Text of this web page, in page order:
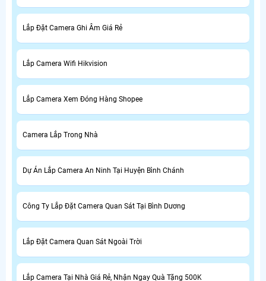
Lắp Đặt Camera Ghi Âm Giá Rẻ
Lắp Camera Wifi Hikvision
Lắp Camera Xem Đóng Hàng Shopee
Camera Lắp Trong Nhà
Dự Án Lắp Camera An Ninh Tại Huyện Bình Chánh
Công Ty Lắp Đặt Camera Quan Sát Tại Bình Dương
Lắp Đặt Camera Quan Sát Ngoài Trời
Lắp Camera Tại Nhà Giá Rẻ, Nhận Ngay Quà Tặng 500K